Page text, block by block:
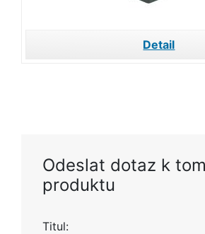
Detail
Odeslat dotaz k
produktu
Titul: